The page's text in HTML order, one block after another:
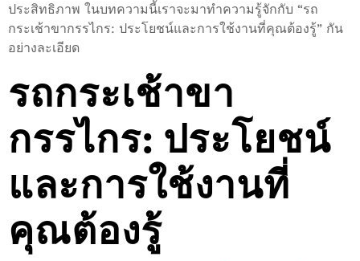
ประสิทธิภาพ ในบทความนี้เราจะมาทำความรู้จักกับ “รถ
กระเช้าขากรรไกร: ประโยชน์และการใช้งานที่คุณต้องรู้” กัน
อย่างละเอียด
รถกระเช้าขา
กรรไกร: ประโยชน์
และการใช้งานที่
คุณต้องรู้